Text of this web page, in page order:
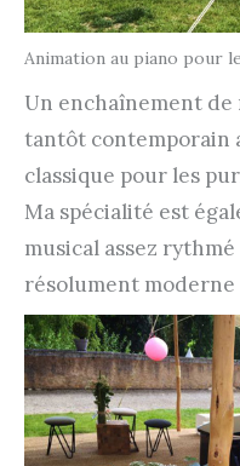
Animation au piano pour
Un enchaînement de
tantôt contemporain
classique pour les
Ma spécialité est
musical assez
résolument moderne